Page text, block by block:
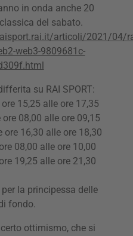
in onda anche 20
del sabato.
articoli/2021/04/
web3-9809681c-
su RAI SPORT:
15,25 alle ore 17,35
08,00 alle ore 09,15
16,30 alle ore 18,30
08,00 alle ore 10,00
19,25 alle ore 21,30
la principessa delle
fondo.
ottimismo, che si